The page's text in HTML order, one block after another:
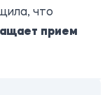
что
прием